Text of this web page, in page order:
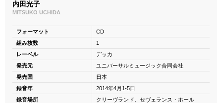
内田光子
MITSUKO UCHIDA
フォーマット
CD
組み枚数
1
レーベル
デッカ
発売元
ユニバーサルミュージック合同会社
発売国
日本
録音年
2014年4月1-5日
録音場所
クリーヴランド、セヴェランス・ホール